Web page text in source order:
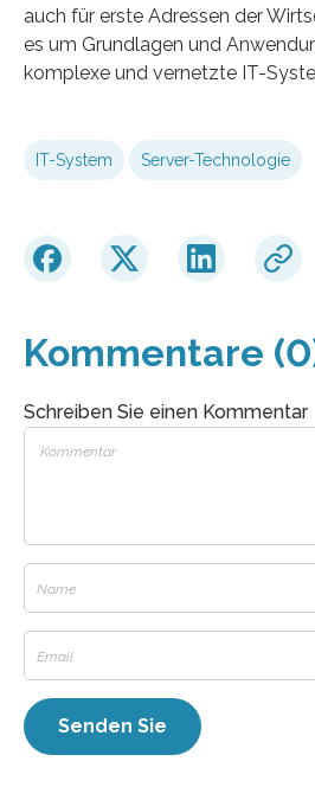
auch für erste Adressen der
es um Grundlagen und
komplexe und vernetzte IT-
IT-System Server-Technologie
Kommentare
Schreiben Sie einen Kommentar